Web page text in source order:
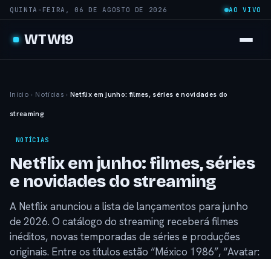
QUINTA-FEIRA, 06 DE AGOSTO DE 2026 AO VIVO
WTW19
Início › Notícias › Netflix em junho: filmes, séries e novidades do
streaming
NOTÍCIAS
Netflix em junho: filmes, séries
e novidades do streaming
A Netflix anunciou a lista de lançamentos para junho
de 2026. O catálogo do streaming receberá filmes
inéditos, novas temporadas de séries e produções
originais. Entre os títulos estão “México 1986”, “Avatar: